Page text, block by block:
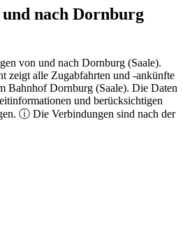
nach Dornburg
von und nach Dornburg (Saale).
zeigt alle Zugabfahrten und -ankünfte
Bahnhof Dornburg (Saale). Die Daten
und berücksichtigen
ⓘ Die Verbindungen sind nach der